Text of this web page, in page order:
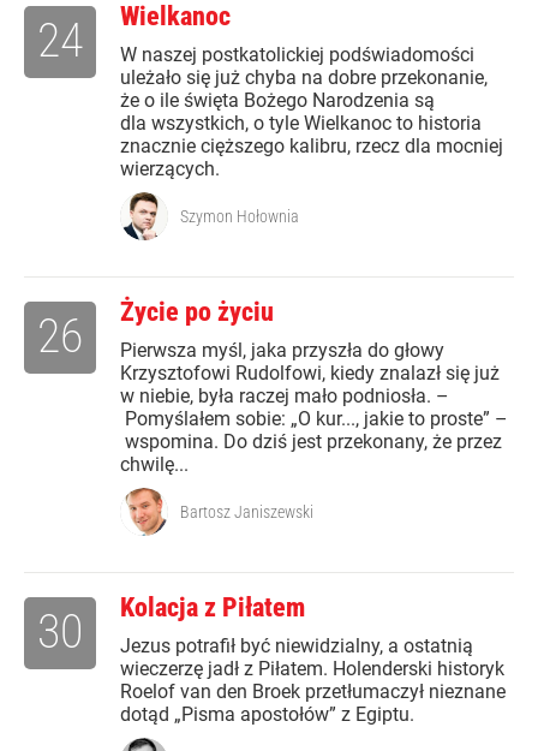
Wielkanoc
W naszej postkatolickiej podświadomości
uleżało się już chyba na dobre przekonanie,
że o ile święta Bożego Narodzenia są
dla wszystkich, o tyle Wielkanoc to historia
znacznie cięższego kalibru, rzecz dla mocniej
wierzących.
24
Szymon Hołownia
Życie po życiu
Pierwsza myśl, jaka przyszła do głowy
Krzysztofowi Rudolfowi, kiedy znalazł się już
w niebie, była raczej mało podniosła. –
Pomyślałem sobie: „O kur..., jakie to proste” –
wspomina. Do dziś jest przekonany, że przez
chwilę...
26
Bartosz Janiszewski
Kolacja z Piłatem
Jezus potrafił być niewidzialny, a ostatnią
wieczerzę jadł z Piłatem. Holenderski historyk
Roelof van den Broek przetłumaczył nieznane
dotąd „Pisma apostołów” z Egiptu.
30